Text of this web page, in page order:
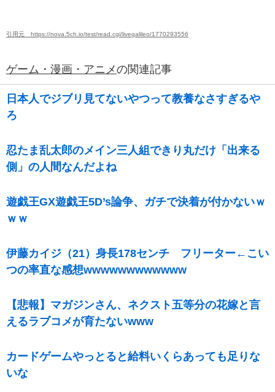
引用元 https://nova.5ch.io/test/read.cgi/livegalileo/1770293556
ゲーム・漫画・アニメの関連記事
日本人でジブリ見てないやつって教養なさすぎるや
ろ
忍たま乱太郎のメイン三人組できり丸だけ「出来る
側」の人間なんだよね
遊戯王GX遊戯王5D’s論争、ガチで決着が付かないｗ
ｗｗ
伊藤カイジ（21）身長178センチ フリーター←こい
つの率直な感想wwwwwwwwwwww
【悲報】マガジンさん、ネクスト五等分の花嫁と言
えるラブコメが育たないwww
カードゲームやっとると給料いくらあっても足りな
いな